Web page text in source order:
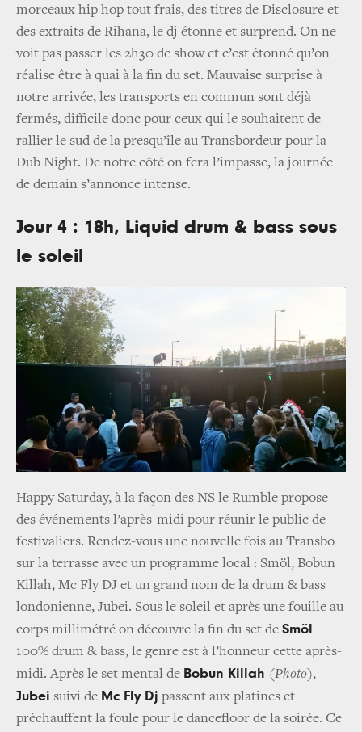
morceaux hip hop tout frais, des titres de Disclosure et
des extraits de Rihana, le dj étonne et surprend. On ne
voit pas passer les 2h30 de show et c’est étonné qu’on
réalise être à quai à la fin du set. Mauvaise surprise à
notre arrivée, les transports en commun sont déjà
fermés, difficile donc pour ceux qui le souhaitent de
rallier le sud de la presqu’île au Transbordeur pour la
Dub Night. De notre côté on fera l’impasse, la journée
de demain s’annonce intense.
Jour 4 : 18h, Liquid drum & bass sous
le soleil
Happy Saturday, à la façon des NS le Rumble propose
des événements l’après-midi pour réunir le public de
festivaliers. Rendez-vous une nouvelle fois au Transbo
sur la terrasse avec un programme local : Smöl, Bobun
Killah, Mc Fly DJ et un grand nom de la drum & bass
londonienne, Jubei. Sous le soleil et après une fouille au
corps millimétré on découvre la fin du set de Smöl
100% drum & bass, le genre est à l’honneur cette après-
midi. Après le set mental de Bobun Killah (Photo),
Jubei suivi de Mc Fly Dj passent aux platines et
préchauffent la foule pour le dancefloor de la soirée. Ce